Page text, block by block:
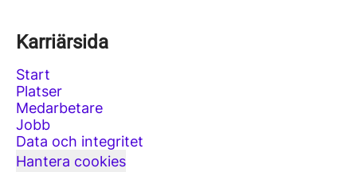
Karriärsida
Start
Platser
Medarbetare
Jobb
Data och integritet
Hantera cookies